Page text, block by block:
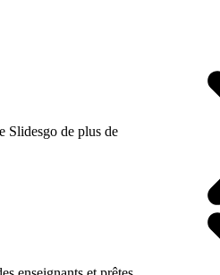
Slidesgo de plus de